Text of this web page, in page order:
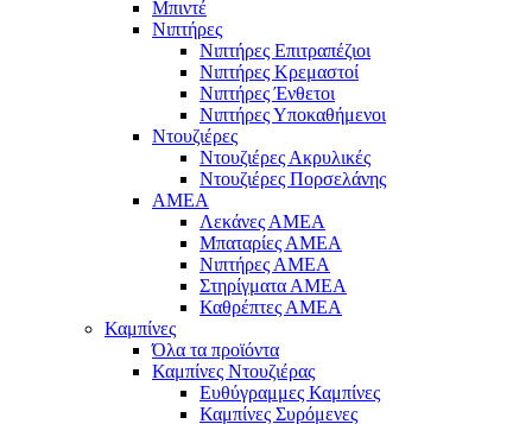
Μπιντέ
Νιπτήρες
Νιπτήρες Επιτραπέζιοι
Νιπτήρες Κρεμαστοί
Νιπτήρες Ένθετοι
Νιπτήρες Υποκαθήμενοι
Ντουζιέρες
Ντουζιέρες Ακρυλικές
Ντουζιέρες Πορσελάνης
ΑΜΕΑ
Λεκάνες ΑΜΕΑ
Μπαταρίες ΑΜΕΑ
Νιπτήρες ΑΜΕΑ
Στηρίγματα ΑΜΕΑ
Καθρέπτες ΑΜΕΑ
Καμπίνες
Όλα τα προϊόντα
Καμπίνες Ντουζιέρας
Ευθύγραμμες Καμπίνες
Καμπίνες Συρόμενες